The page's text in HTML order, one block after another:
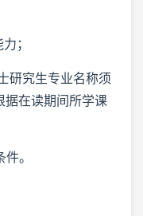
；
研究生专业名称须
据在读期间所学课
。